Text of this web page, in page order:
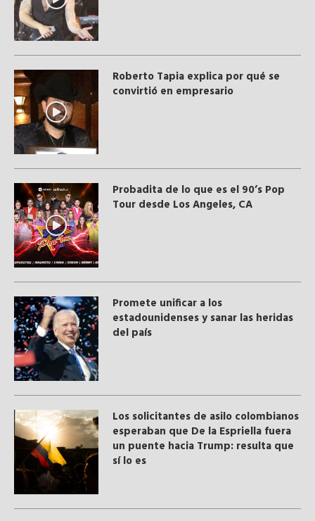
Roberto Tapia explica por qué se
convirtió en empresario
Probadita de lo que es el 90’s Pop
Tour desde Los Angeles, CA
Promete unificar a los
estadounidenses y sanar las heridas
del país
Los solicitantes de asilo colombianos
esperaban que De la Espriella fuera
un puente hacia Trump: resulta que
sí lo es